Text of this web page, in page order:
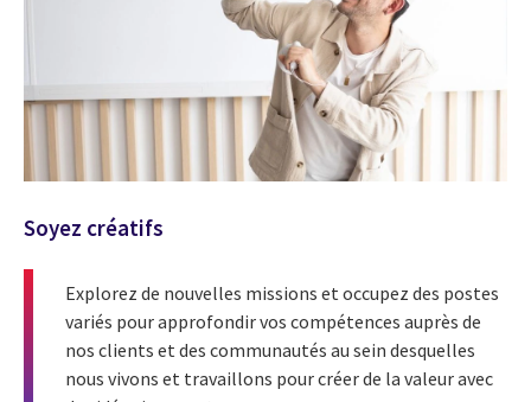
Soyez créatifs
Explorez de nouvelles missions et occupez des postes
variés pour approfondir vos compétences auprès de
nos clients et des communautés au sein desquelles
nous vivons et travaillons pour créer de la valeur avec